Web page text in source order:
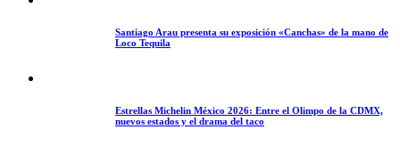
Santiago Arau presenta su exposición «Canchas» de la mano de
Loco Tequila
Estrellas Michelin México 2026: Entre el Olimpo de la CDMX,
nuevos estados y el drama del taco